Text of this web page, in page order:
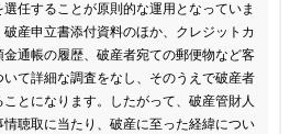
任することが原則的な運用となっていま
産申立書添付資料のほか、クレジットカ
金通帳の履歴、破産者宛ての郵便物など客
て詳細な調査をなし、そのうえで破産者
とになります。したがって、破産管財人
聴取に当たり、破産に至った経緯につい